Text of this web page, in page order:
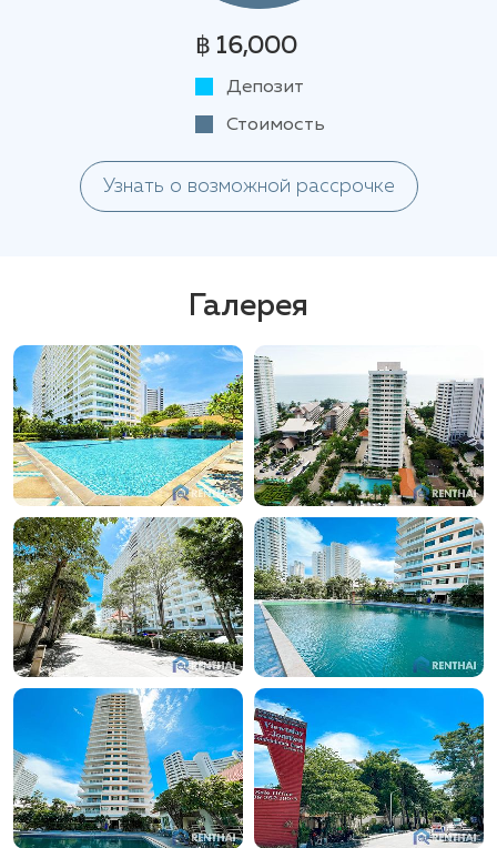
฿ 16,000
Депозит
Стоимость
Узнать о возможной рассрочке
Галерея